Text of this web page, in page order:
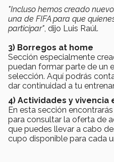
"Incluso hemos creado
una de FIFA para que
participar" , dijo Luis Raúl.
3) Borregos at home
Sección especialmente
puedan formar parte de un
selección. Aquí podrás
dar continuidad a tu
4) Actividades y vivencia
En esta sección
para consultar la oferta de
que puedes llevar a cabo
cupo disponible para cada